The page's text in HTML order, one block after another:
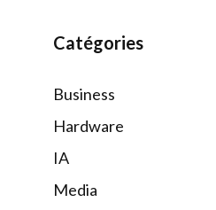
Catégories
Business
Hardware
IA
Media